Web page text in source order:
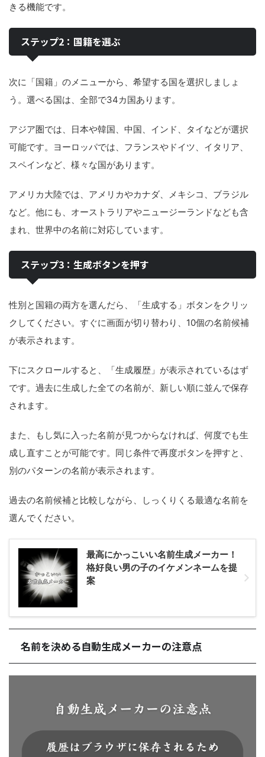
きる機能です。
ステップ2：国籍を選ぶ
次に「国籍」のメニューから、希望する国を選択しましょ
う。選べる国は、全部で34カ国あります。
アジア圏では、日本や韓国、中国、インド、タイなどが選択
可能です。ヨーロッパでは、フランスやドイツ、イタリア、
スペインなど、様々な国があります。
アメリカ大陸では、アメリカやカナダ、メキシコ、ブラジル
など。他にも、オーストラリアやニュージーランドなども含
まれ、世界中の名前に対応しています。
ステップ3：生成ボタンを押す
性別と国籍の両方を選んだら、「生成する」ボタンをクリッ
クしてください。すぐに画面が切り替わり、10個の名前候補
が表示されます。
下にスクロールすると、「生成履歴」が表示されているはず
です。過去に生成した全ての名前が、新しい順に並んで保存
されます。
また、もし気に入った名前が見つからなければ、何度でも生
成し直すことが可能です。同じ条件で再度ボタンを押すと、
別のパターンの名前が表示されます。
過去の名前候補と比較しながら、しっくりくる最適な名前を
選んでください。
最高にかっこいい名前生成メーカー！
格好良い男の子のイケメンネームを提
案
名前を決める自動生成メーカーの注意点